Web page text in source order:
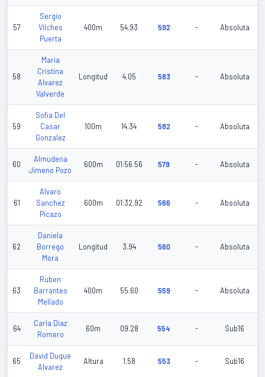
57
Sergio
Vilches
Puerta
400m 54.93 592 - Absoluta
58
Maria
Cristina
Alvarez
Valverde
Longitud 4.05 583 - Absoluta
59
Sofia Del
Casar
Gonzalez
100m 14.34 582 - Absoluta
60
Almudena
Jimeno Pozo
600m 01:56.56 579 - Absoluta
61
Alvaro
Sanchez
Picazo
600m 01:32.92 566 - Absoluta
62
Daniela
Borrego
Mora
Longitud 3.94 560 - Absoluta
63
Ruben
Barrantes
Mellado
400m 55.60 559 - Absoluta
64
Carla Diaz
Romero
60m 09.28 554 - Sub16
65
David Duque
Alvarez
Altura 1.58 553 - Sub16